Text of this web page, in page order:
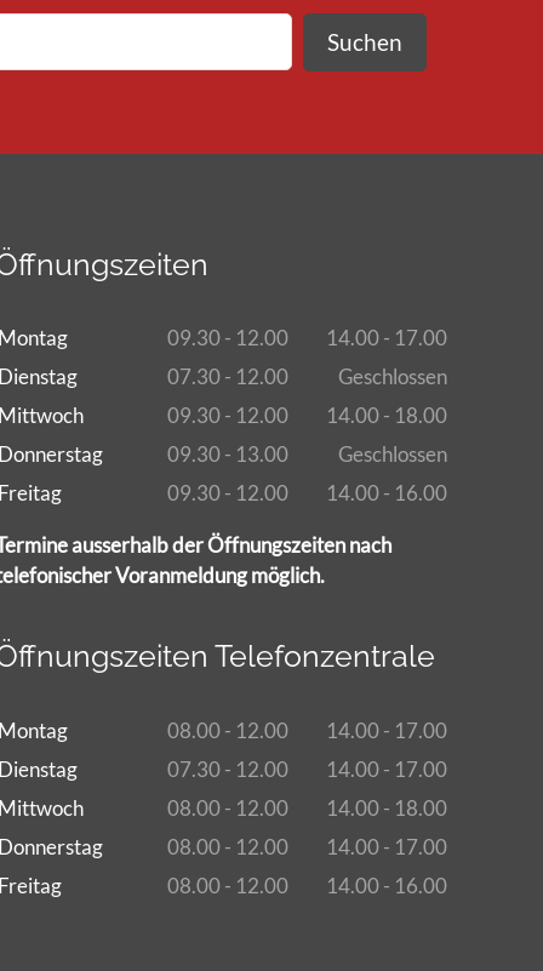
Suchen
Montag 09.30 - 12.00
14.00 - 17.00
Dienstag
07.30 - 12.00
Geschlossen
Mittwoch
09.30 - 12.00
14.00 - 18.00
Donnerstag
09.30 - 13.00
Geschlossen
Freitag
09.30 - 12.00 14.00 - 16.00
ausserhalb der Öffnungszeiten nach
Voranmeldung möglich.
Telefonzentrale
Montag 08.00 - 12.00
14.00 - 17.00
Dienstag
07.30 - 12.00
14.00 - 17.00
Mittwoch
08.00 - 12.00
14.00 - 18.00
Donnerstag
08.00 - 12.00
14.00 - 17.00
Freitag
08.00 - 12.00 14.00 - 16.00